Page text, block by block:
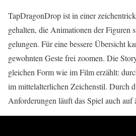
TapDragonDrop ist in einer
gehalten, die Animationen der Figuren
gelungen. Für eine bessere Übersicht
gewohnten Geste frei zoomen. Die
gleichen Form wie im Film erzählt:
im mittelalterlichen Zeichenstil. Durch
Anforderungen läuft das Spiel auch auf